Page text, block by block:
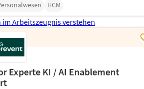
HCM
Experte KI / AI Enablement